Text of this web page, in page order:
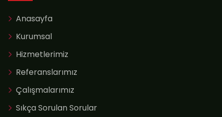
Anasayfa
Kurumsal
Hizmetlerimiz
Referanslarımız
Çalışmalarımız
Sıkça Sorulan Sorular